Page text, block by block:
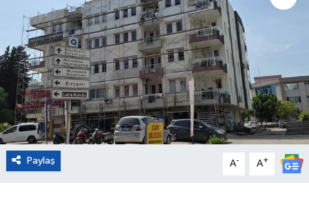
Paylaş A- A+
Eğitim
Sağlık
Magazin
Turizm
Çevre